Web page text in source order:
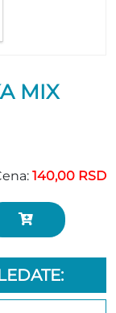
MIX
140,00 RSD